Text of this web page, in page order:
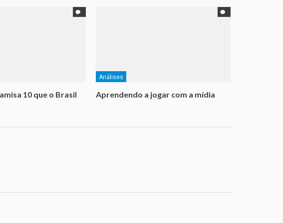
10 que o Brasil
Análises
Aprendendo a jogar com a mídia